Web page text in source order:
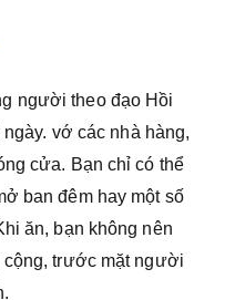
người theo đạo Hồi
vớ các nhà hàng,
cửa. Bạn chỉ có thể
ban đêm hay một số
ăn, bạn không nên
trước mặt người